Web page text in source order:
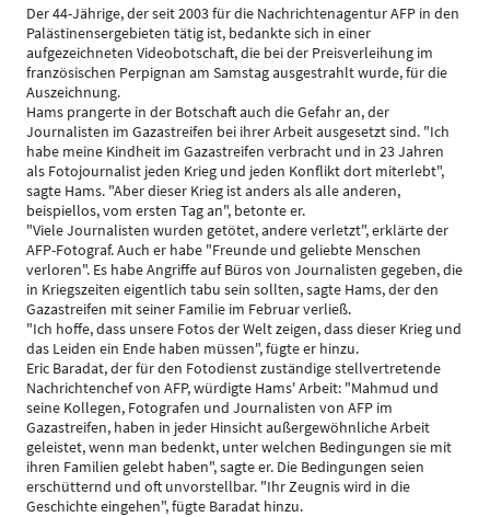
Der 44-Jährige, der seit 2003 für die Nachrichtenagentur AFP in den
Palästinensergebieten tätig ist, bedankte sich in einer
aufgezeichneten Videobotschaft, die bei der Preisverleihung im
französischen Perpignan am Samstag ausgestrahlt wurde, für die
Auszeichnung.
Hams prangerte in der Botschaft auch die Gefahr an, der
Journalisten im Gazastreifen bei ihrer Arbeit ausgesetzt sind. "Ich
habe meine Kindheit im Gazastreifen verbracht und in 23 Jahren
als Fotojournalist jeden Krieg und jeden Konflikt dort miterlebt",
sagte Hams. "Aber dieser Krieg ist anders als alle anderen,
beispiellos, vom ersten Tag an", betonte er.
"Viele Journalisten wurden getötet, andere verletzt", erklärte der
AFP-Fotograf. Auch er habe "Freunde und geliebte Menschen
verloren". Es habe Angriffe auf Büros von Journalisten gegeben, die
in Kriegszeiten eigentlich tabu sein sollten, sagte Hams, der den
Gazastreifen mit seiner Familie im Februar verließ.
"Ich hoffe, dass unsere Fotos der Welt zeigen, dass dieser Krieg und
das Leiden ein Ende haben müssen", fügte er hinzu.
Eric Baradat, der für den Fotodienst zuständige stellvertretende
Nachrichtenchef von AFP, würdigte Hams' Arbeit: "Mahmud und
seine Kollegen, Fotografen und Journalisten von AFP im
Gazastreifen, haben in jeder Hinsicht außergewöhnliche Arbeit
geleistet, wenn man bedenkt, unter welchen Bedingungen sie mit
ihren Familien gelebt haben", sagte er. Die Bedingungen seien
erschütternd und oft unvorstellbar. "Ihr Zeugnis wird in die
Geschichte eingehen", fügte Baradat hinzu.